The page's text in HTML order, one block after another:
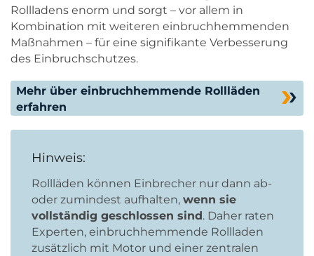
Rollladens enorm und sorgt – vor allem in
Kombination mit weiteren einbruchhemmenden
Maßnahmen – für eine signifikante Verbesserung
des Einbruchschutzes.
Mehr über einbruchhemmende Rollläden
erfahren
Hinweis:
Rollläden können Einbrecher nur dann ab-
oder zumindest aufhalten, wenn sie
vollständig geschlossen sind. Daher raten
Experten, einbruchhemmende Rollladen
zusätzlich mit Motor und einer zentralen